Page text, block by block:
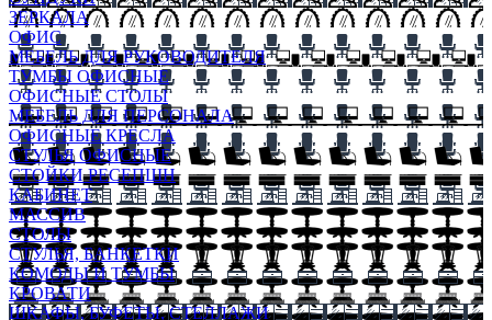
ЗЕРКАЛА
ОФИС
МЕБЕЛЬ ДЛЯ РУКОВОДИТЕЛЯ
ТУМБЫ ОФИСНЫЕ
ОФИСНЫЕ СТОЛЫ
МЕБЕЛЬ ДЛЯ ПЕРСОНАЛА
ОФИСНЫЕ КРЕСЛА
СТУЛЬЯ ОФИСНЫЕ
СТОЙКИ РЕСЕПШН
КАБИНЕТ
МАССИВ
СТОЛЫ
СТУЛЬЯ, БАНКЕТКИ
КОМОДЫ И ТУМБЫ
КРОВАТИ
ШКАФЫ, БУФЕТЫ, СТЕЛЛАЖИ